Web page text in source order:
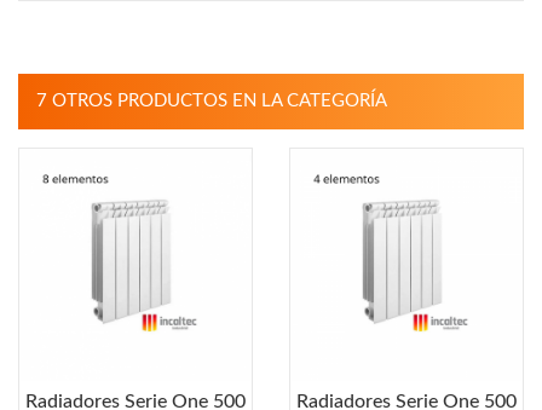
7 OTROS PRODUCTOS EN LA CATEGORÍA
Radiadores Serie One 500 Radiadores Serie One 500